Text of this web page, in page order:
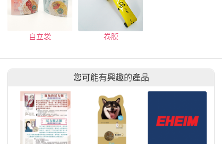
自立袋 卷膜
您可能有興趣的產品